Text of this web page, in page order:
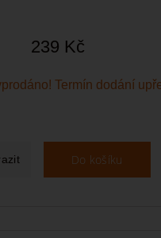
239 Kč
Termín dodání
Do košíku